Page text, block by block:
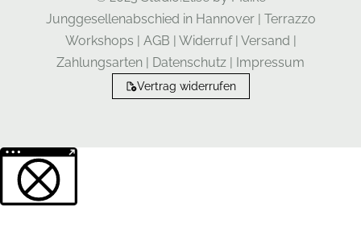
Junggesellenabschied in Hannover| Terrazzo
Workshops | AGB | Widerruf| Versand |
Zahlungsarten | Datenschutz | Impressum
Vertrag widerrufen
Weitere Informationen über den gesperrten Inhalt.